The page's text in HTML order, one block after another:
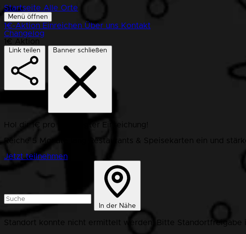
Startseite Alle Orte
Menü öffnen
1€-Aktion Einreichen Über uns Kontakt
Changelog
1€ Aktion
Link teilen Banner schließen
Hol dir 1€ pro bestätigter Einreichung!
Reiche 5 Monate lang Restaurants & Speisekarten ein und
Jetzt teilnehmen
In der Nähe
Standort konnte nicht ermittelt werden. Bitte Standortfreigabe